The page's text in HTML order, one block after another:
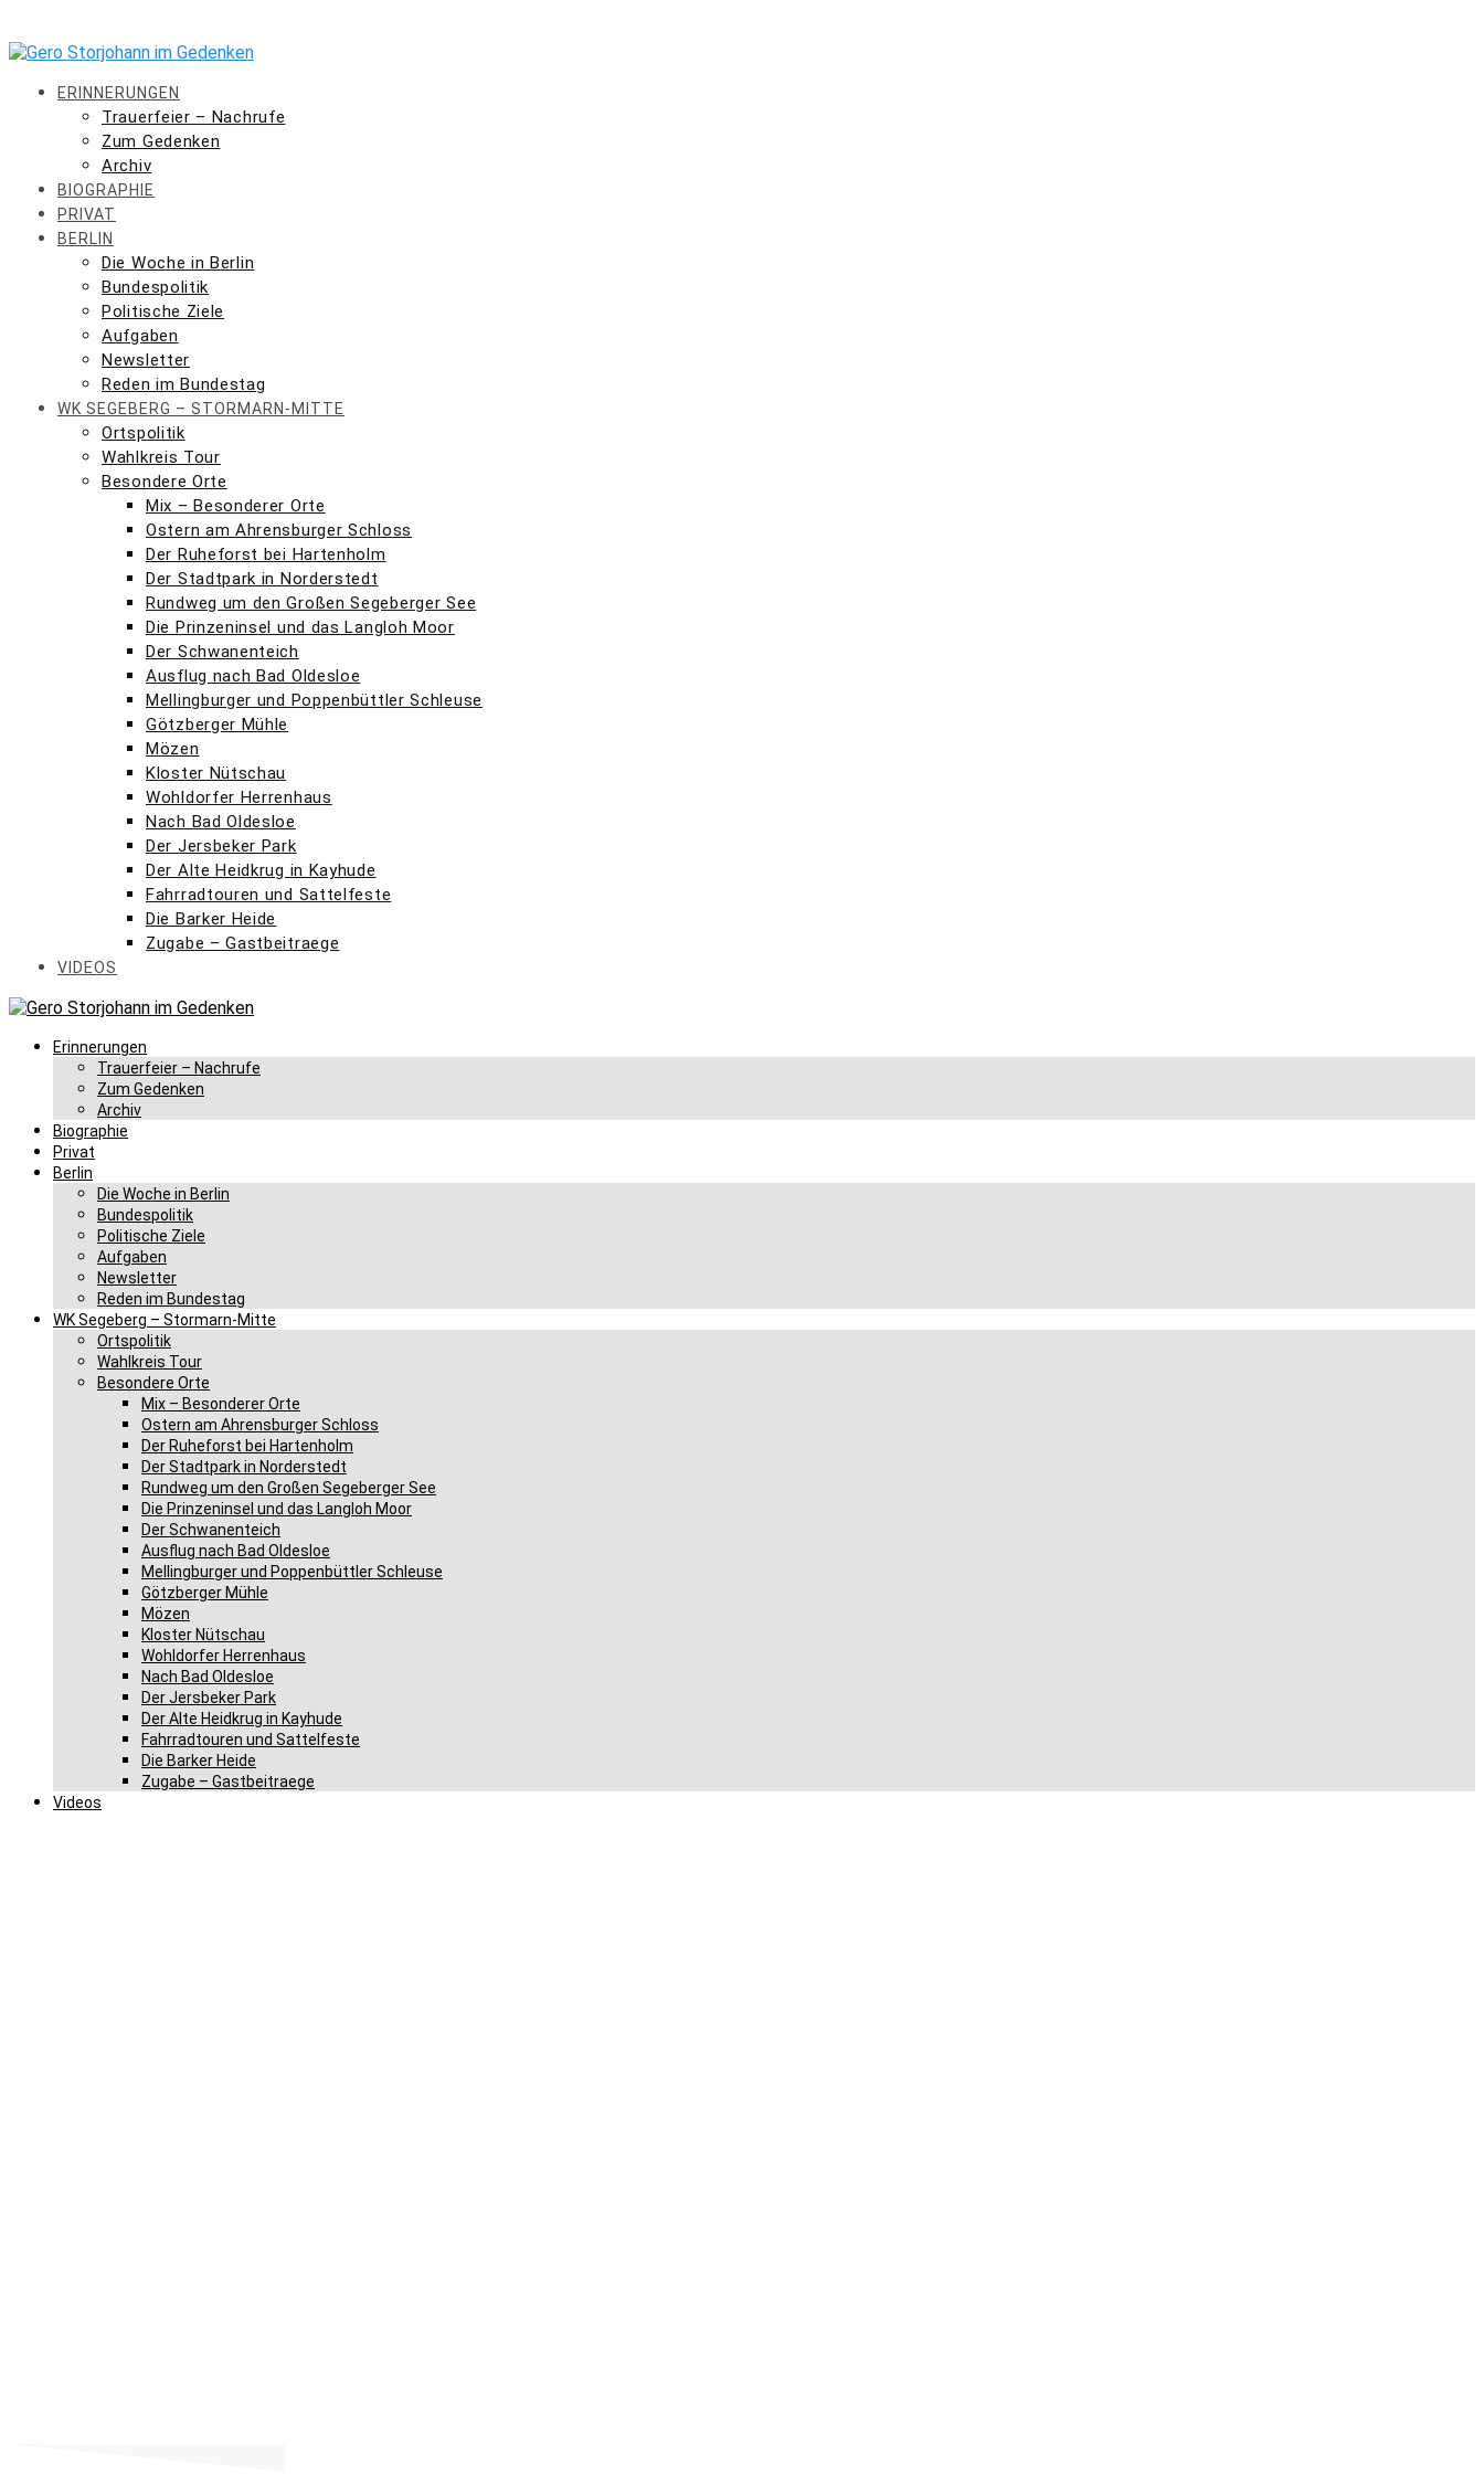
to
content
ERINNERUNGEN
Trauerfeier – Nachrufe
Zum Gedenken
Archiv
BIOGRAPHIE
PRIVAT
BERLIN
Die Woche in Berlin
Bundespolitik
Politische Ziele
Aufgaben
Newsletter
Reden im Bundestag
WK SEGEBERG – STORMARN-MITTE
Ortspolitik
Wahlkreis Tour
Besondere Orte
Mix – Besonderer Orte
Ostern am Ahrensburger Schloss
Der Ruheforst bei Hartenholm
Der Stadtpark in Norderstedt
Rundweg um den Großen Segeberger See
Die Prinzeninsel und das Langloh Moor
Der Schwanenteich
Ausflug nach Bad Oldesloe
Mellingburger und Poppenbüttler Schleuse
Götzberger Mühle
Mözen
Kloster Nütschau
Wohldorfer Herrenhaus
Nach Bad Oldesloe
Der Jersbeker Park
Der Alte Heidkrug in Kayhude
Fahrradtouren und Sattelfeste
Die Barker Heide
Zugabe – Gastbeitraege
VIDEOS
Erinnerungen
Trauerfeier – Nachrufe
Zum Gedenken
Archiv
Biographie
Privat
Berlin
Die Woche in Berlin
Bundespolitik
Politische Ziele
Aufgaben
Newsletter
Reden im Bundestag
WK Segeberg – Stormarn-Mitte
Ortspolitik
Wahlkreis Tour
Besondere Orte
Mix – Besonderer Orte
Ostern am Ahrensburger Schloss
Der Ruheforst bei Hartenholm
Der Stadtpark in Norderstedt
Rundweg um den Großen Segeberger See
Die Prinzeninsel und das Langloh Moor
Der Schwanenteich
Ausflug nach Bad Oldesloe
Mellingburger und Poppenbüttler Schleuse
Götzberger Mühle
Mözen
Kloster Nütschau
Wohldorfer Herrenhaus
Nach Bad Oldesloe
Der Jersbeker Park
Der Alte Heidkrug in Kayhude
Fahrradtouren und Sattelfeste
Die Barker Heide
Zugabe – Gastbeitraege
Videos